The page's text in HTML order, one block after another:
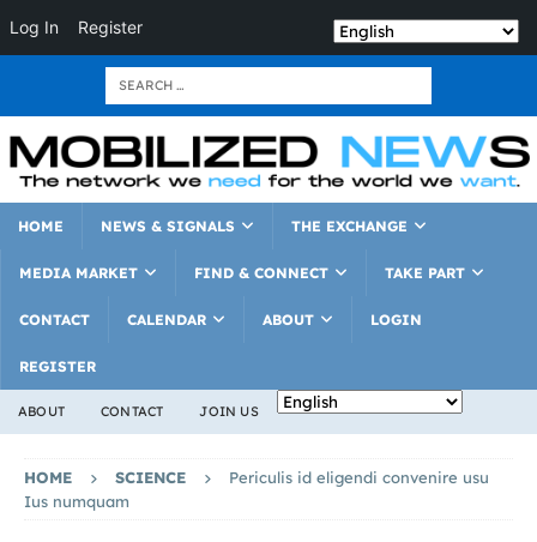
Log In Register
HOME NEWS & SIGNALS THE EXCHANGE
MEDIA MARKET FIND & CONNECT TAKE PART
CONTACT CALENDAR ABOUT LOGIN
REGISTER
ABOUT CONTACT JOIN US
HOME SCIENCE
Periculis id eligendi convenire usu
Ius numquam